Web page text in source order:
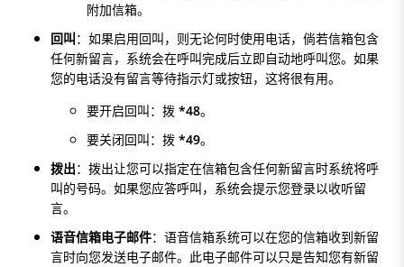
附加信箱。
回叫 ：如果启用回叫，则无论何时使用电话，倘若信箱包含
任何新留言，系统会在呼叫完成后立即自动地呼叫您。如果
您的电话没有留言等待指示灯或按钮，这将很有用。
要开启回叫：拨 *48。
要关闭回叫：拨 *49。
拨出：拨出让您可以指定在信箱包含任何新留言时系统将呼
叫的号码。如果您应答呼叫，系统会提示您登录以收听留
言。
语音信箱电子邮件：语音信箱系统可以在您的信箱收到新留
言时向您发送电子邮件。此电子邮件可以只是告知您有新留